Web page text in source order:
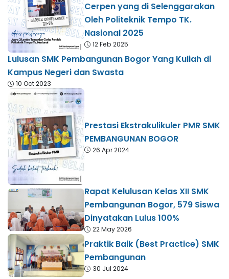
Cerpen yang di Selenggarakan
Oleh Politeknik Tempo TK.
Nasional 2025
12 Feb 2025
Lulusan SMK Pembangunan Bogor Yang Kuliah di
Kampus Negeri dan Swasta
10 Oct 2023
Prestasi Ekstrakulikuler PMR SMK
PEMBANGUNAN BOGOR
26 Apr 2024
Rapat Kelulusan Kelas XII SMK
Pembangunan Bogor, 579 Siswa
Dinyatakan Lulus 100%
22 May 2026
Praktik Baik (Best Practice) SMK
Pembangunan
30 Jul 2024